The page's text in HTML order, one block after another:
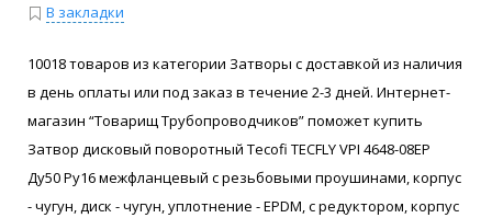
В закладки
10018 товаров из категории Затворы с доставкой из наличия
в день оплаты или под заказ в течение 2-3 дней. Интернет-
магазин “Товарищ Трубопроводчиков” поможет купить
Затвор дисковый поворотный Tecofi TECFLY VPI 4648-08EP
Ду50 Ру16 межфланцевый с резьбовыми проушинами, корпус
- чугун, диск - чугун, уплотнение - EPDM, с редуктором, корпус